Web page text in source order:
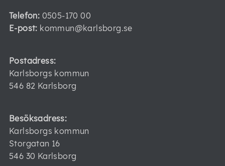
Telefon: 0505-170 00
E-post: kommun@karlsborg.se
Postadress:
Karlsborgs kommun
546 82 Karlsborg
Besöksadress:
Karlsborgs kommun
Storgatan 16
546 30 Karlsborg